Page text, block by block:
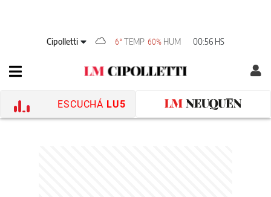
Cipolletti 6° TEMP 60% HUM 00:56 HS
ESCUCHÁ LU5